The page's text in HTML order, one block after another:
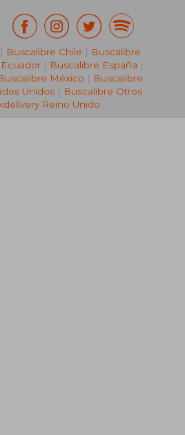
| Buscalibre Chile | Buscalibre
| Buscalibre España |
México | Buscalibre
Unidos| Buscalibre Otros
Reino Unido